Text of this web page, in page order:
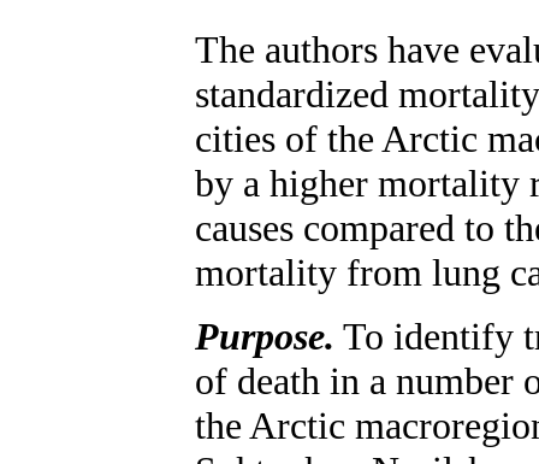
The authors have
standardized
cities of the Arctic
by a higher mortality
causes compared to
mortality from lung
Purpose. To identify
of death in a number
the Arctic